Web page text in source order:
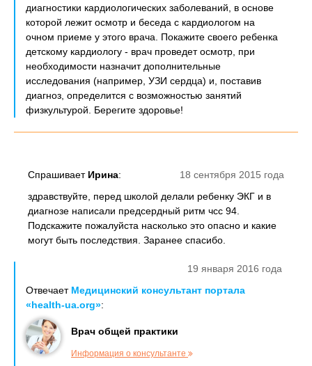
диагностики кардиологических заболеваний, в основе
которой лежит осмотр и беседа с кардиологом на
очном приеме у этого врача. Покажите своего ребенка
детскому кардиологу - врач проведет осмотр, при
необходимости назначит дополнительные
исследования (например, УЗИ сердца) и, поставив
диагноз, определится с возможностью занятий
физкультурой. Берегите здоровье!
18 сентября 2015 года
Спрашивает Ирина:
здравствуйте, перед школой делали ребенку ЭКГ и в
диагнозе написали предсердный ритм чсс 94.
Подскажите пожалуйста насколько это опасно и какие
могут быть последствия. Заранее спасибо.
19 января 2016 года
Отвечает Медицинский консультант портала
«health-ua.org»:
Врач общей практики
Информация о консультанте